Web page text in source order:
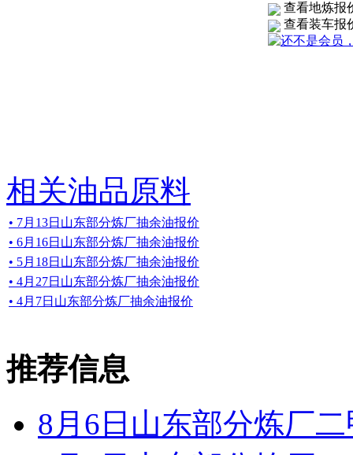
查看地炼报
查看装车报
相关油品原料
• 7月13日山东部分炼厂抽余油报价
• 6月16日山东部分炼厂抽余油报价
• 5月18日山东部分炼厂抽余油报价
• 4月27日山东部分炼厂抽余油报价
• 4月7日山东部分炼厂抽余油报价
推荐信息
8月6日山东部分炼厂